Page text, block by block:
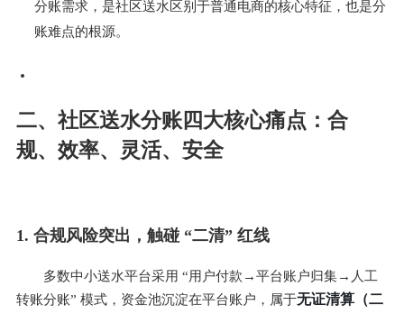
分账需求，是社区送水区别于普通电商的核心特征，也是分
账难点的根源。
二、社区送水分账四大核心痛点：合
规、效率、灵活、安全
1. 合规风险突出，触碰 “二清” 红线
多数中小送水平台采用 “用户付款→平台账户归集→人工
转账分账” 模式，资金池沉淀在平台账户，属于无证清算（二